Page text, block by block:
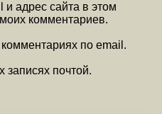
адрес сайта в этом
комментариев.
по email.
почтой.